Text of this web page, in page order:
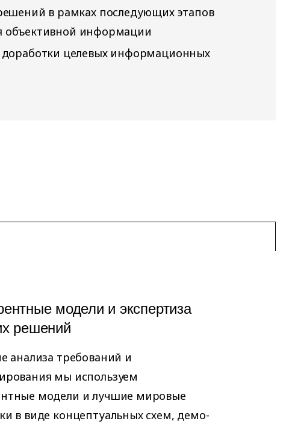
в рамках последующих этапов
объективной информации
целевых информационных
модели и экспертиза
решений
анализа требований и
мы используем
модели и лучшие мировые
в виде концептуальных схем, демо-